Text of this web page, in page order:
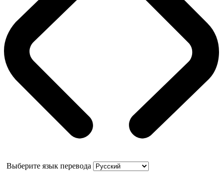
Выберите язык перевода